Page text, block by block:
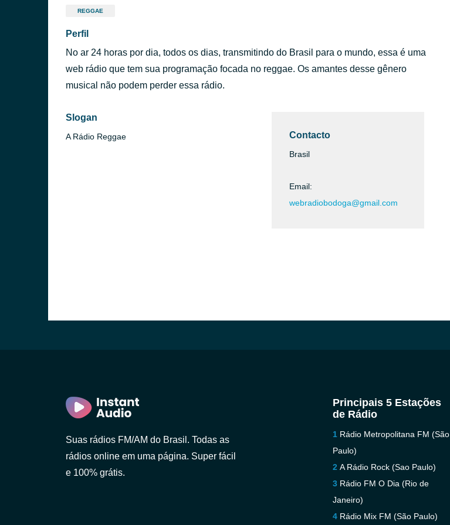
REGGAE
Perfil
No ar 24 horas por dia, todos os dias, transmitindo do Brasil para o mundo, essa é uma
web rádio que tem sua programação focada no reggae. Os amantes desse gênero
musical não podem perder essa rádio.
Slogan
A Rádio Reggae Contacto
Brasil
Email:
webradiobodoga@gmail.com
Suas rádios FM/AM do Brasil. Todas as
rádios online em uma página. Super fácil
e 100% grátis.
Principais 5 Estações
de Rádio
Rádio Metropolitana FM (São
Paulo)
A Rádio Rock (Sao Paulo)
Rádio FM O Dia (Rio de
Janeiro)
Rádio Mix FM (São Paulo)